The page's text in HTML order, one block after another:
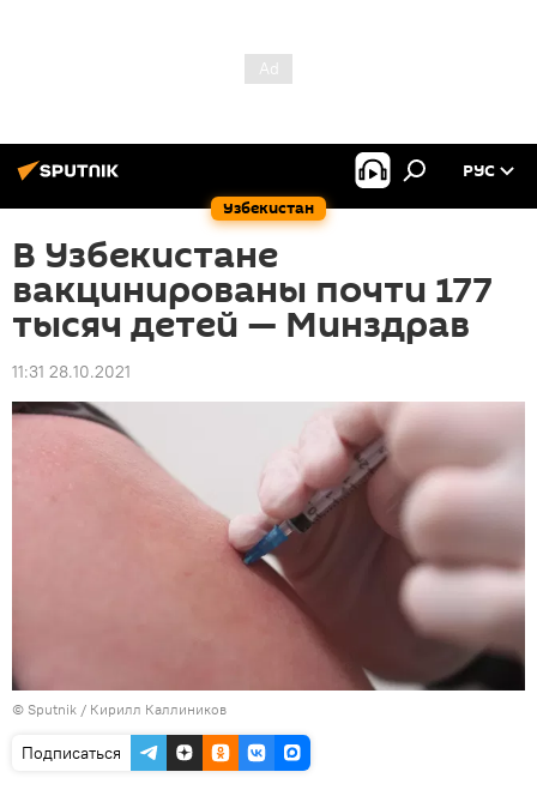
Узбекистан
РУС
В Узбекистане
вакцинированы почти 177
тысяч детей — Минздрав
11:31 28.10.2021
© Sputnik / Кирилл Каллиников
Подписаться